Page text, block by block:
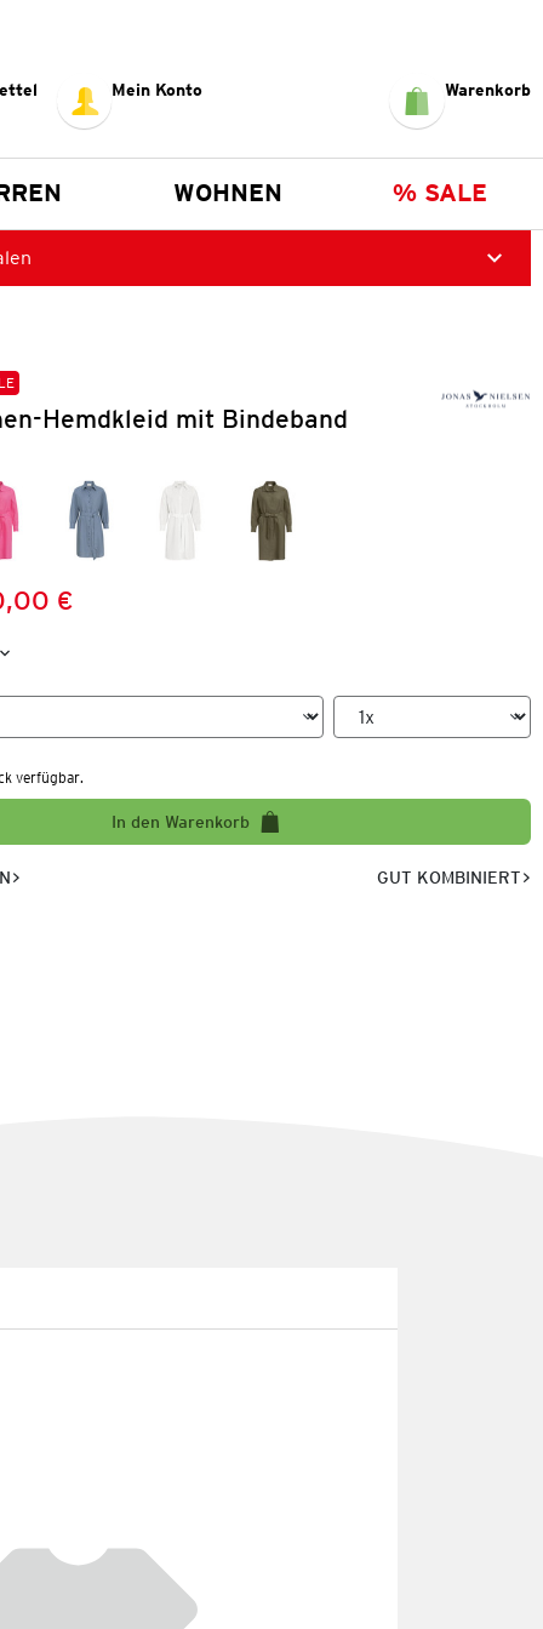
Mein Konto Warenkorb
WOHNEN % SALE
Hemdkleid mit Bindeband
€
verfügbar.
In den Warenkorb
GUT KOMBINIERT